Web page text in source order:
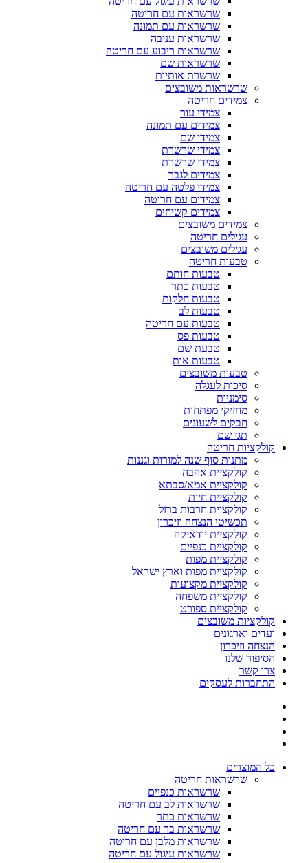
שרשראות עם חריטה
שרשראות עם תמונה
שרשראות עניבה
שרשראות ריבוע עם חריטה
שרשראות שם
שרשרת אותיות
שרשראות משובצים
צמידים חריטה
צמידי עור
צמידים עם תמונה
צמידי שם
צמידי שרשרת
צמידי שרשרת
צמידים לגבר
צמידי פלטה עם חריטה
צמידים עם חריטה
צמידים קשיחים
צמידים משובצים
עגילים חריטה
עגילים משובצים
טבעות חריטה
טבעות חותם
טבעות כתר
טבעות חלקות
טבעות לב
טבעות עם חריטה
טבעות פס
טבעת שם
טבעות אות
טבעות משובצים
סיכות לעגלה
סימניות
מחזיקי מפתחות
חבקים לשעונים
תגי שם
קולקציות חריטה
מתנות סוף שנה למורות וגננות
קולקציית אהבה
קולקציית אמא/סבתא
קולקציית חיות
קולקציית חרבות ברזל
תכשיטי הנצחה וזיכרון
קולקציית יודאיקה
קולקציית כנפיים
קולקציית מפות
קולקציית מפות וארץ ישראל
קולקציית מקצועות
קולקציית משפחה
קולקציית ספורט
קולקציות משובצים
ועדים וארגונים
הנצחה וזיכרון
הסיפור שלנו
צרו קשר
התחברות לעסקים
כל המוצרים
שרשראות חריטה
שרשראות כנפיים
שרשראות לב עם חריטה
שרשראות כתר
שרשראות בר עם חריטה
שרשראות מלבן עם חריטה
שרשראות עיגול עם חריטה